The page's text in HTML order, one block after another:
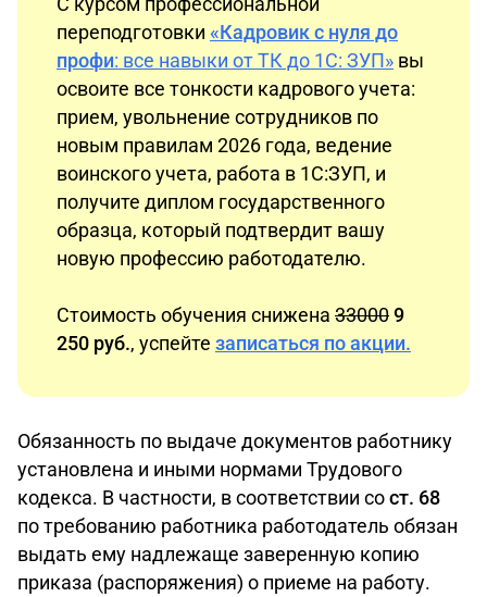
переподготовки «Кадровик с нуля до
профи: все навыки от ТК до 1С: ЗУП» вы
освоите все тонкости кадрового учета:
прием, увольнение сотрудников по
новым правилам 2026 года, ведение
воинского учета, работа в 1С:ЗУП, и
получите диплом государственного
образца, который подтвердит вашу
новую профессию работодателю.
Стоимость обучения снижена 330009
250 руб., успейте записаться по акции.
Обязанность по выдаче документов работнику
установлена и иными нормами Трудового
кодекса. В частности, в соответствии сост. 68
по требованию работника работодатель обязан
выдать ему надлежаще заверенную копию
приказа (распоряжения) о приеме на работу.